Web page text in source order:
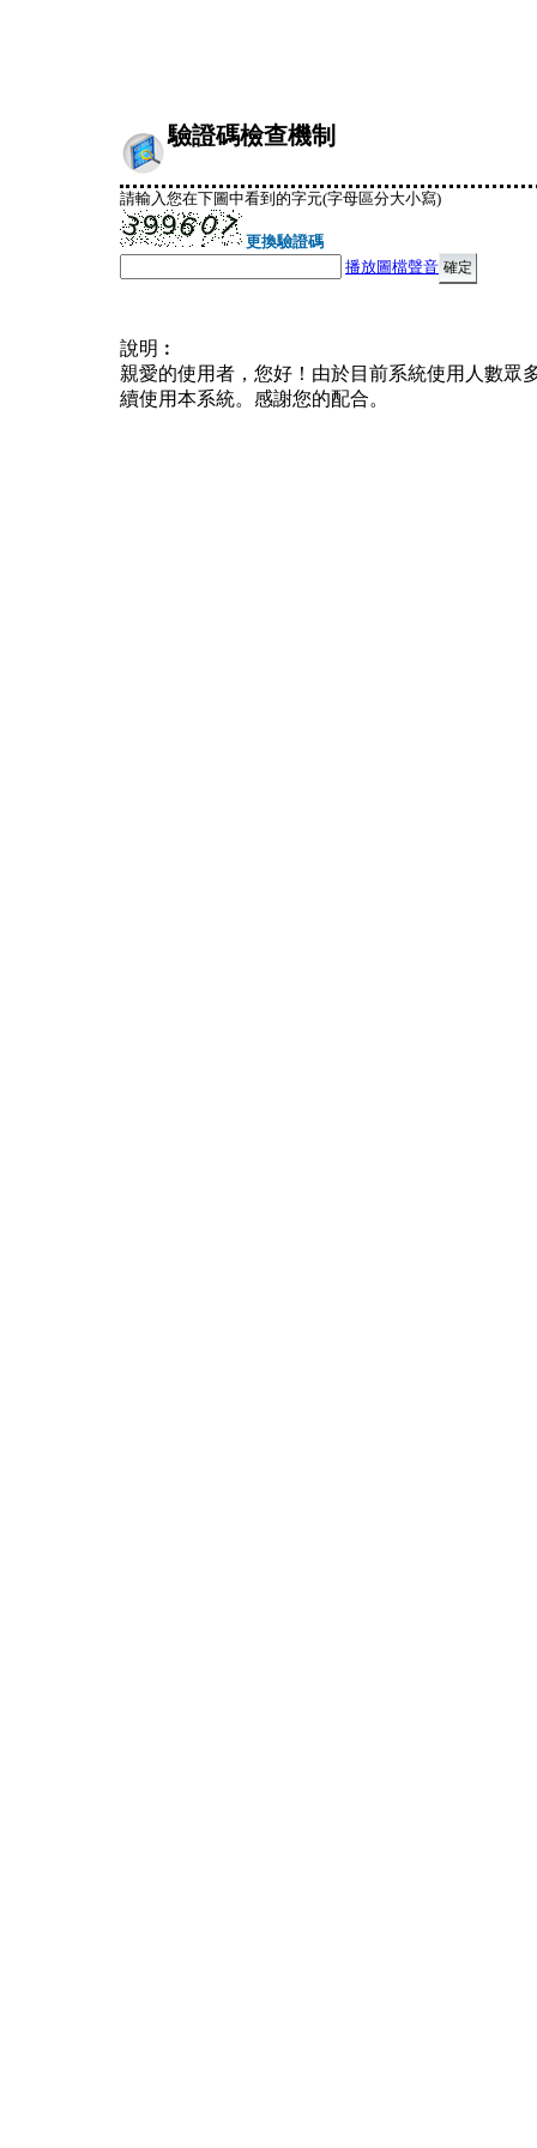
驗證碼檢查機制
請輸入您在下圖中看到的字元(字母區分大小寫)
更換驗證碼
播放圖檔聲音
說明︰
親愛的使用者，您好！由於目前系統使用人數眾
續使用本系統。感謝您的配合。